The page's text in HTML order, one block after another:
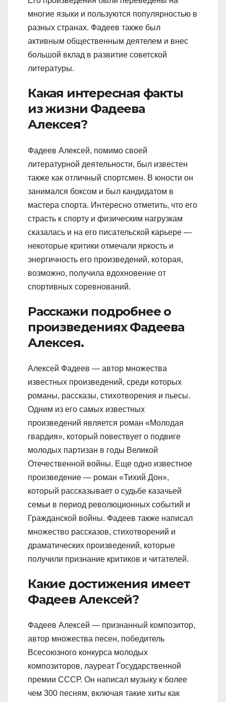
многие языки и пользуются популярностью в
разных странах. Фадеев также был
активным общественным деятелем и внес
большой вклад в развитие советской
литературы.
Какая интересная факты
из жизни Фадеева
Алексея?
Фадеев Алексей, помимо своей
литературной деятельности, был известен
также как отличный спортсмен. В юности он
занимался боксом и был кандидатом в
мастера спорта. Интересно отметить, что его
страсть к спорту и физическим нагрузкам
сказалась и на его писательской карьере —
некоторые критики отмечали яркость и
энергичность его произведений, которая,
возможно, получила вдохновение от
спортивных соревнований.
Расскажи подробнее о
произведениях Фадеева
Алексея.
Алексей Фадеев — автор множества
известных произведений, среди которых
романы, рассказы, стихотворения и пьесы.
Одним из его самых известных
произведений является роман «Молодая
гвардия», который повествует о подвиге
молодых партизан в годы Великой
Отечественной войны. Еще одно известное
произведение — роман «Тихий Дон»,
который рассказывает о судьбе казачьей
семьи в период революционных событий и
Гражданской войны. Фадеев также написал
множество рассказов, стихотворений и
драматических произведений, которые
получили признание критиков и читателей.
Какие достижения имеет
Фадеев Алексей?
Фадеев Алексей — признанный композитор,
автор множества песен, победитель
Всесоюзного конкурса молодых
композиторов, лауреат Государственной
премии СССР. Он написал музыку к более
чем 300 песням, включая такие хиты как